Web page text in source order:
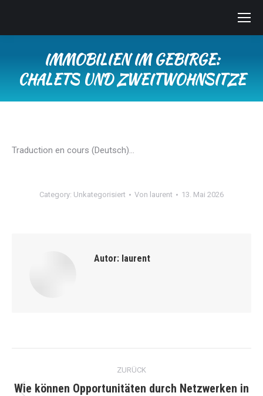
IMMOBILIEN IM GEBIRGE:
CHALETS UND ZWEITWOHNSITZE
Traduction en cours (Deutsch)…
Category: Unkategorisiert Von laurent 13. Mai 2026
Autor: laurent
Kommentarnavigation
ZURÜCK
Wie können Opportunitäten durch Netzwerken in